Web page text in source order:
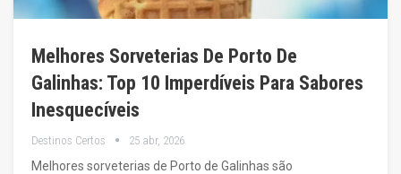
Melhores Sorveterias De Porto De
Galinhas: Top 10 Imperdíveis Para Sabores
Inesquecíveis
Destinos Certos 25 abr, 2026
Melhores sorveterias de Porto de Galinhas são